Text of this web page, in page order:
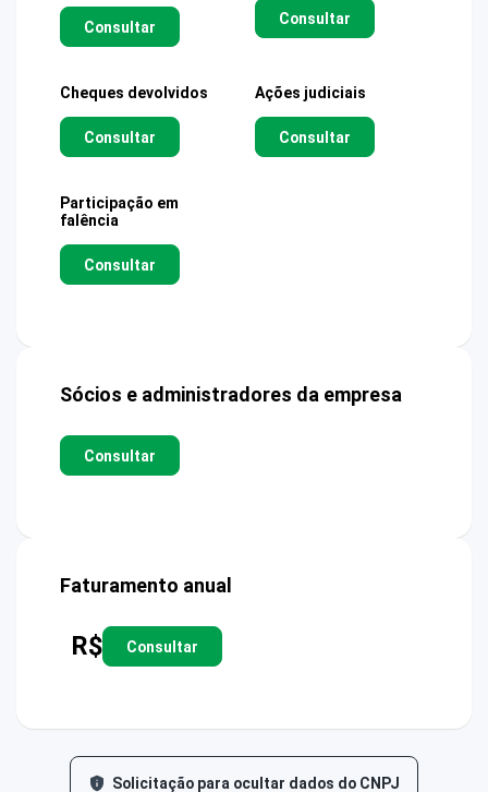
Consultar Consultar
Cheques devolvidos
Consultar
Ações judiciais
Consultar
Participação em
falência
Consultar
Sócios e administradores da empresa
Consultar
Faturamento anual
R$ Consultar
Solicitação para ocultar dados do CNPJ